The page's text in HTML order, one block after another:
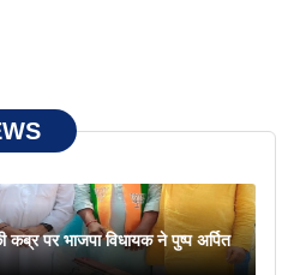
कब्र पर भाजपा विधायक ने पुष्प अर्पित